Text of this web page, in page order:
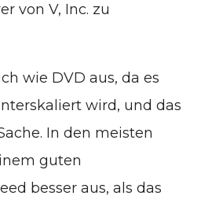
von V, Inc. zu
wie DVD aus, da es
wird, und das
In den meisten
guten
besser aus, als das